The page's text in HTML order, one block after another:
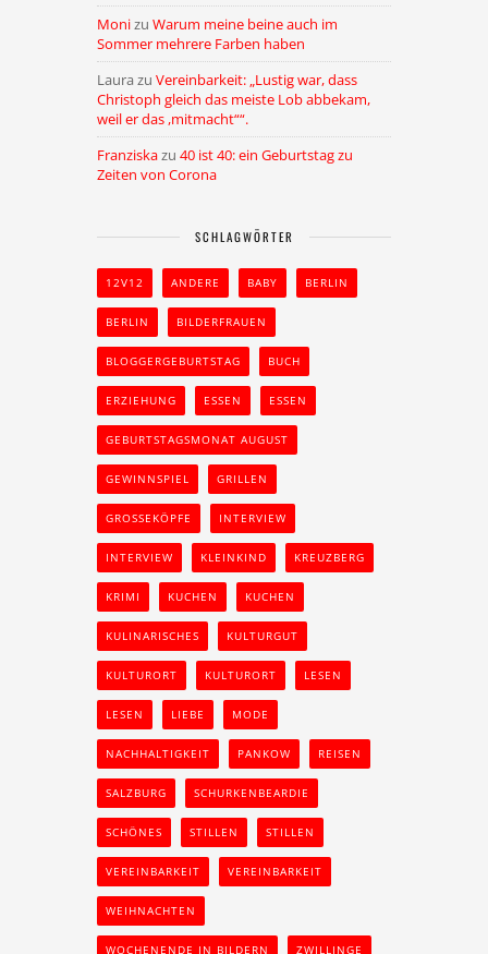
Monizu Warum meine beine auch im
Sommer mehrere Farben haben
Laura zu Vereinbarkeit: „Lustig war, dass
Christoph gleich das meiste Lob abbekam,
weil er das ,mitmacht““.
Franziskazu 40 ist 40: ein Geburtstag zu
Zeiten von Corona
SCHLAGWÖRTER
12V12 ANDERE BABY BERLIN
BERLIN BILDERFRAUEN
BLOGGERGEBURTSTAG BUCH
ERZIEHUNG ESSEN ESSEN
GEBURTSTAGSMONAT AUGUST
GEWINNSPIEL GRILLEN
GROSSEKÖPFE INTERVIEW
INTERVIEW KLEINKIND KREUZBERG
KRIMI KUCHEN KUCHEN
KULINARISCHES KULTURGUT
KULTURORT KULTURORT LESEN
LESEN LIEBE MODE
NACHHALTIGKEIT PANKOW REISEN
SALZBURG SCHURKENBEARDIE
SCHÖNES STILLEN STILLEN
VEREINBARKEIT VEREINBARKEIT
WEIHNACHTEN
WOCHENENDE IN BILDERN ZWILLINGE